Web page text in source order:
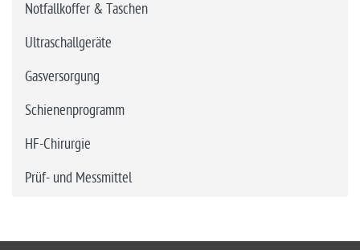
Notfallkoffer & Taschen
Ultraschallgeräte
Gasversorgung
Schienenprogramm
HF-Chirurgie
Prüf- und Messmittel